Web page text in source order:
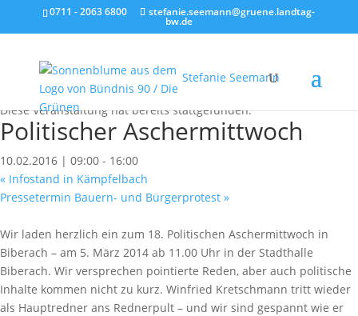
0711 - 2063 6800 stefanie.seemann@gruene.landtag-
bw.de
Stefanie Seemann
« Alle Veranstaltungen
Diese Veranstaltung hat bereits stattgefunden.
Politischer Aschermittwoch
10.02.2016 | 09:00 - 16:00
« Infostand in Kämpfelbach
Pressetermin Bauern- und Bürgerprotest »
Wir laden herzlich ein zum 18. Politischen Aschermittwoch in
Biberach – am 5. März 2014 ab 11.00 Uhr in der Stadthalle
Biberach. Wir versprechen pointierte Reden, aber auch politische
Inhalte kommen nicht zu kurz. Winfried Kretschmann tritt wieder
als Hauptredner ans Rednerpult – und wir sind gespannt wie er